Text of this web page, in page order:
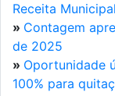
Receita Municipal
» Contagem
de 2025
» Oportunidade
100% para